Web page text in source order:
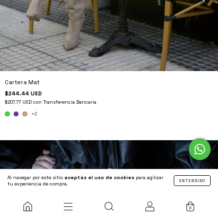
Al navegar por este sitio aceptás el uso de cookies para agilizar
tu experiencia de compra.
ENTENDIDO
0
Cartera Mat
$244.44 USD
$207.77 USD con Transferencia Bancaria
+2